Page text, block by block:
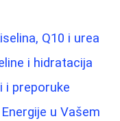
Q10 i urea
i hidratacija
i preporuke
u Vašem